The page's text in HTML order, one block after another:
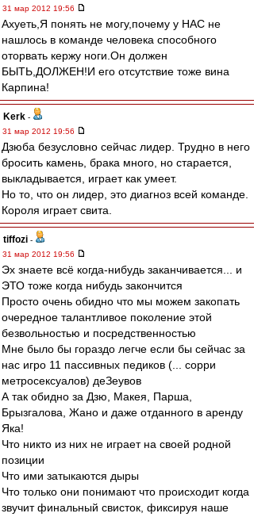
31 мар 2012 19:56
Ахуеть,Я понять не могу,почему у НАС не
нашлось в команде человека способного
оторвать кержу ноги.Он должен
БЫТЬ,ДОЛЖЕН!И его отсутствие тоже вина
Карпина!
Kerk -
31 мар 2012 19:56
Дзюба безусловно сейчас лидер. Трудно в него
бросить камень, брака много, но старается,
выкладывается, играет как умеет.
Но то, что он лидер, это диагноз всей команде.
Короля играет свита.
tiffozi -
31 мар 2012 19:56
Эх знаете всё когда-нибудь заканчивается... и
ЭТО тоже когда нибудь закончится
Просто очень обидно что мы можем закопать
очередное талантливое поколение этой
безвольностью и посредственностью
Мне было бы гораздо легче если бы сейчас за
нас игро 11 пассивных педиков (... сорри
метросексуалов) деЗеувов
А так обидно за Дзю, Макея, Парша,
Брызгалова, Жано и даже отданного в аренду
Яка!
Что никто из них не играет на своей родной
позиции
Что ими затыкаются дыры
Что только они понимают что происходит когда
звучит финальный свисток, фиксируя наше